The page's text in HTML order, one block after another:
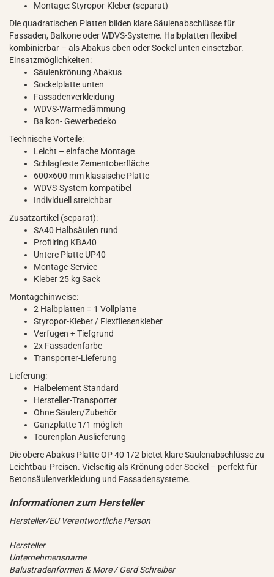
Montage: Styropor-Kleber (separat)
Die quadratischen Platten bilden klare Säulenabschlüsse für
Fassaden, Balkone oder WDVS-Systeme. Halbplatten flexibel
kombinierbar – als Abakus oben oder Sockel unten einsetzbar.
Einsatzmöglichkeiten:
Säulenkrönung Abakus
Sockelplatte unten
Fassadenverkleidung
WDVS-Wärmedämmung
Balkon- Gewerbedeko
Technische Vorteile:
Leicht – einfache Montage
Schlagfeste Zementoberfläche
600×600 mm klassische Platte
WDVS-System kompatibel
Individuell streichbar
Zusatzartikel (separat):
SA40 Halbsäulen rund
Profilring KBA40
Untere Platte UP40
Montage-Service
Kleber 25 kg Sack
Montagehinweise:
2 Halbplatten = 1 Vollplatte
Styropor-Kleber / Flexfliesenkleber
Verfugen + Tiefgrund
2x Fassadenfarbe
Transporter-Lieferung
Lieferung:
Halbelement Standard
Hersteller-Transporter
Ohne Säulen/Zubehör
Ganzplatte 1/1 möglich
Tourenplan Auslieferung
Die obere Abakus Platte OP 40 1/2 bietet klare Säulenabschlüsse zu
Leichtbau-Preisen. Vielseitig als Krönung oder Sockel – perfekt für
Betonsäulenverkleidung und Fassadensysteme.
Hersteller/EU Verantwortliche Person
Hersteller
Unternehmensname
Balustradenformen & More / Gerd Schreiber